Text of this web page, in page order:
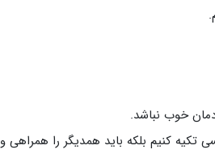
خوب نباشد.
کنیم بلکه باید همدیگر را همراهی و